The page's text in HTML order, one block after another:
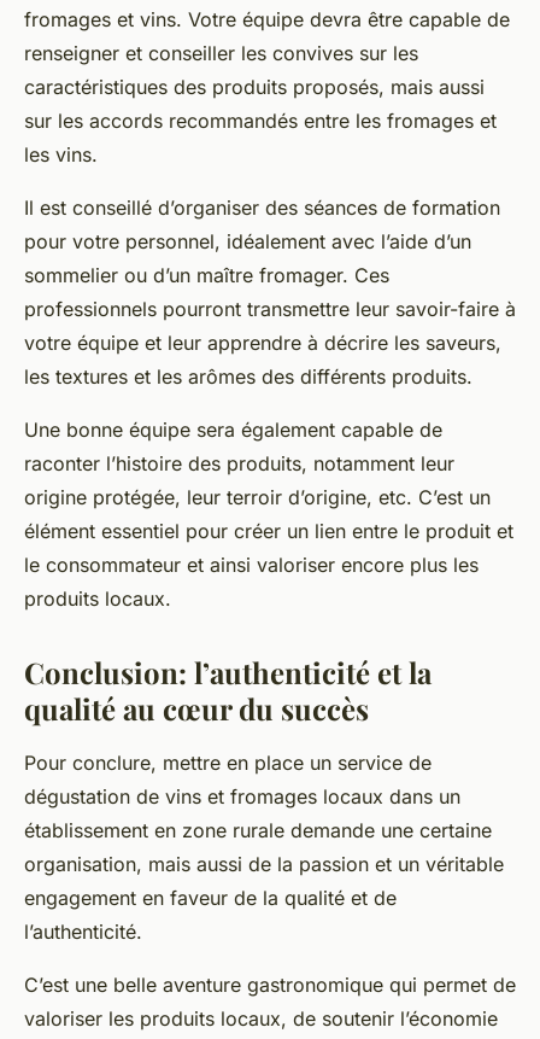
fromages et vins. Votre équipe devra être capable de
renseigner et conseiller les convives sur les
caractéristiques des produits proposés, mais aussi
sur les accords recommandés entre les fromages et
les vins.
Il est conseillé d’organiser des séances de formation
pour votre personnel, idéalement avec l’aide d’un
sommelier ou d’un maître fromager. Ces
professionnels pourront transmettre leur savoir-faire à
votre équipe et leur apprendre à décrire les saveurs,
les textures et les arômes des différents produits.
Une bonne équipe sera également capable de
raconter l’histoire des produits, notamment leur
origine protégée, leur terroir d’origine, etc. C’est un
élément essentiel pour créer un lien entre le produit et
le consommateur et ainsi valoriser encore plus les
produits locaux.
Conclusion: l’authenticité et la
qualité au cœur du succès
Pour conclure, mettre en place un service de
dégustation de vins et fromages locaux dans un
établissement en zone rurale demande une certaine
organisation, mais aussi de la passion et un véritable
engagement en faveur de la qualité et de
l’authenticité.
C’est une belle aventure gastronomique qui permet de
valoriser les produits locaux, de soutenir l’économie